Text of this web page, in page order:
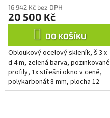
16 942 Kč bez DPH
20 500 Kč
DO KOŠÍKU
Obloukový ocelový skleník, š 3 x
d 4 m, zelená barva, pozinkované
profily, 1x střešní okno v ceně,
polykarbonát 8 mm, plocha 12
m2.